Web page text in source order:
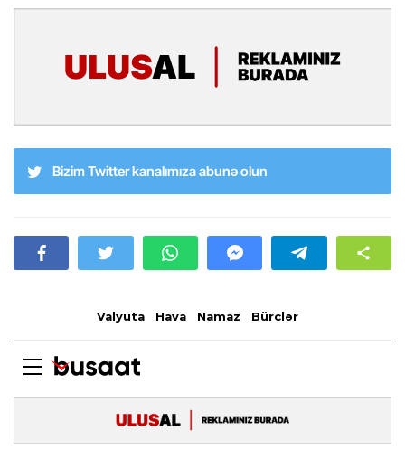
Bizim Twitter kanalımıza abunə olun